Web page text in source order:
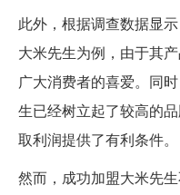
此外，根据调查数据显
大米先生为例，由于其
广大消费者的喜爱。同
生已经树立起了较高的
取利润提供了有利条件。
然而，成功加盟大米先